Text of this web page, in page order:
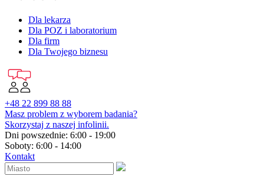
Dla lekarza
Dla POZ i laboratorium
Dla firm
Dla Twojego biznesu
+48 22 899 88 88
Masz problem z wyborem badania?
Skorzystaj z naszej infolinii.
Dni powszednie: 6:00 - 19:00
Soboty: 6:00 - 14:00
Kontakt